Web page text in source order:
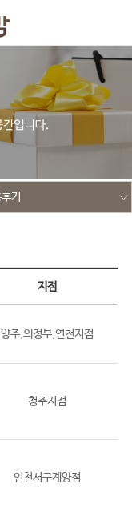
기
지점
양주,의정부,연천지점
청주지점
인천서구계양점